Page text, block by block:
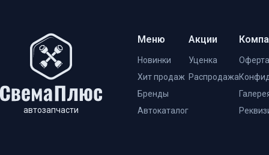
автозапчасти
Меню
Новинки
Хит продаж
Бренды
Автокаталог
Акции
Уценка
Распродажа
Оферта